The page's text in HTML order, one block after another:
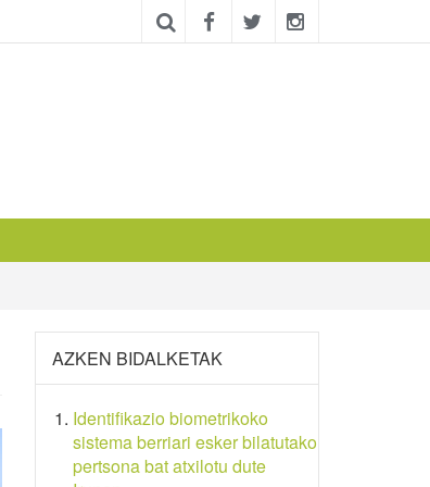
AZKEN BIDALKETAK
Identifikazio biometrikoko
sistema berriari esker bilatutako
pertsona bat atxilotu dute